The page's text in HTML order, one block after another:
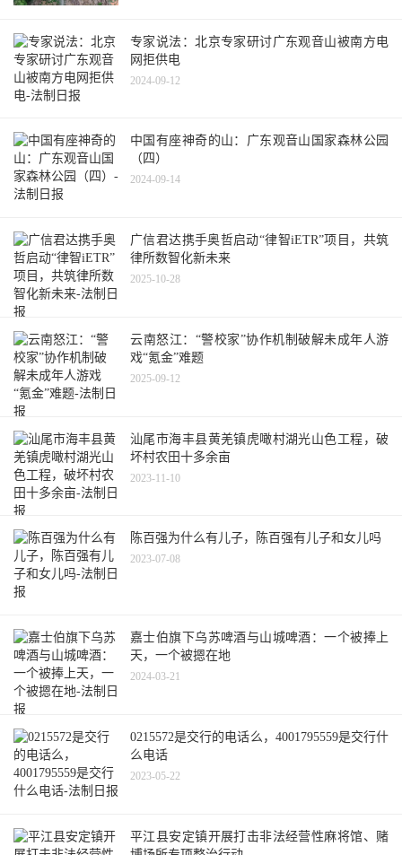
专家说法：北京专家研讨广东观音山被南方电
网拒供电
2024-09-12
中国有座神奇的山：广东观音山国家森林公园
（四）
2024-09-14
广信君达携手奥哲启动“律智iETR”项目，共筑
律所数智化新未来
2025-10-28
云南怒江：“警校家”协作机制破解未成年人游
戏“氪金”难题
2025-09-12
汕尾市海丰县黄羌镇虎噉村湖光山色工程，破
坏村农田十多余亩
2023-11-10
陈百强为什么有儿子，陈百强有儿子和女儿吗
2023-07-08
嘉士伯旗下乌苏啤酒与山城啤酒：一个被捧上
天，一个被摁在地
2024-03-21
0215572是交行的电话么，4001795559是交行什
么电话
2023-05-22
平江县安定镇开展打击非法经营性麻将馆、赌